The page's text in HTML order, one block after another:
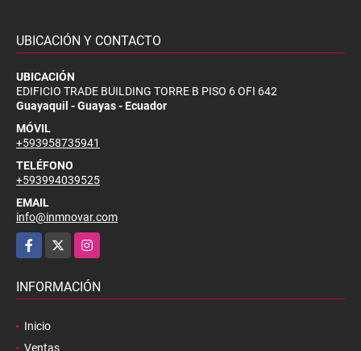
UBICACIÓN Y CONTACTO
UBICACIÓN
EDIFICIO TRADE BUILDING TORRE B PISO 6 OFI 642
Guayaquil - Guayas - Ecuador
MÓVIL
+593958735941
TELÉFONO
+593994039525
EMAIL
info@inmnovar.com
Facebook
Instagram
INFORMACIÓN
Inicio
Ventas